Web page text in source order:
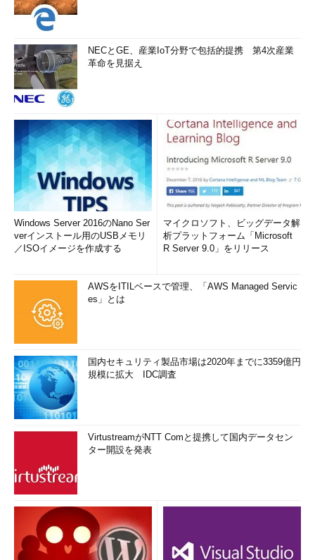
NECとGE、産業IoT分野で包括的提携 第4次産業
革命を見据え
Windows Server 2016のNano Ser
verインストール用のUSBメモリ
／ISOイメージを作成する
マイクロソフト、ビッグデータ解
析プラットフォーム「Microsoft
R Server 9.0」をリリース
AWSをITILベースで管理、「AWS Managed Servic
es」とは
国内セキュリティ製品市場は2020年までに3359億円
規模に拡大 IDC調査
VirtustreamがNTT Comと提携して国内データセン
ター開設を発表